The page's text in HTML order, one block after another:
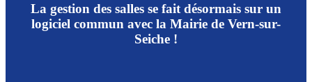
La gestion des salles se fait désormais sur un
logiciel commun avec la Mairie de Vern-sur-
Seiche !